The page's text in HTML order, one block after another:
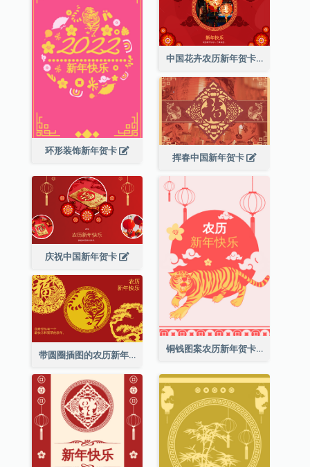
环形装饰新年贺卡
中国花卉农历新年贺卡
挥春中国新年贺卡
庆祝中国新年贺卡
铜钱图案农历新年贺卡
带圆圈插图的农历新年快乐贺卡